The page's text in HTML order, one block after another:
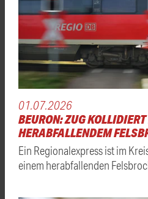
01.07.2026
BEURON: ZUG
HERABFALLENDEM
Ein Regionalexpress ist im
einem herabfallenden